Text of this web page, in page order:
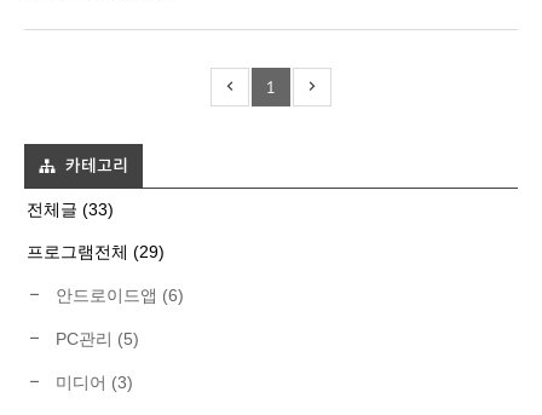
1
카테고리
전체글 (33)
프로그램전체 (29)
안드로이드앱 (6)
PC관리 (5)
미디어 (3)